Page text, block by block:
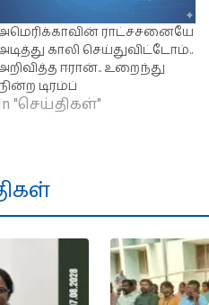
ராட்சசனையே
காலி செய்துவிட்டோம்..
ஈரான்.. உறைந்து
நின்ற டிரம்ப்
"செய்திகள்"